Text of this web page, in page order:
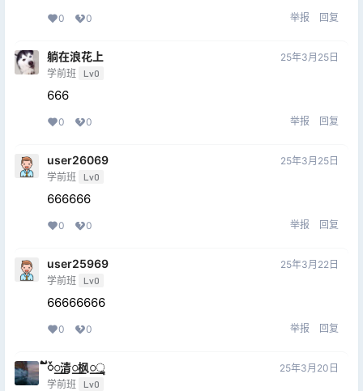
0 0 举报 回复
躺在浪花上
学前班 Lv0
25年3月25日
666
0 0 举报 回复
user26069
学前班 Lv0
25年3月25日
666666
0 0 举报 回复
user25969
学前班 Lv0
25年3月22日
66666666
0 0 举报 回复
້໌ᮨ꯭清꯭枫꯭ૢ
学前班 Lv0
25年3月20日